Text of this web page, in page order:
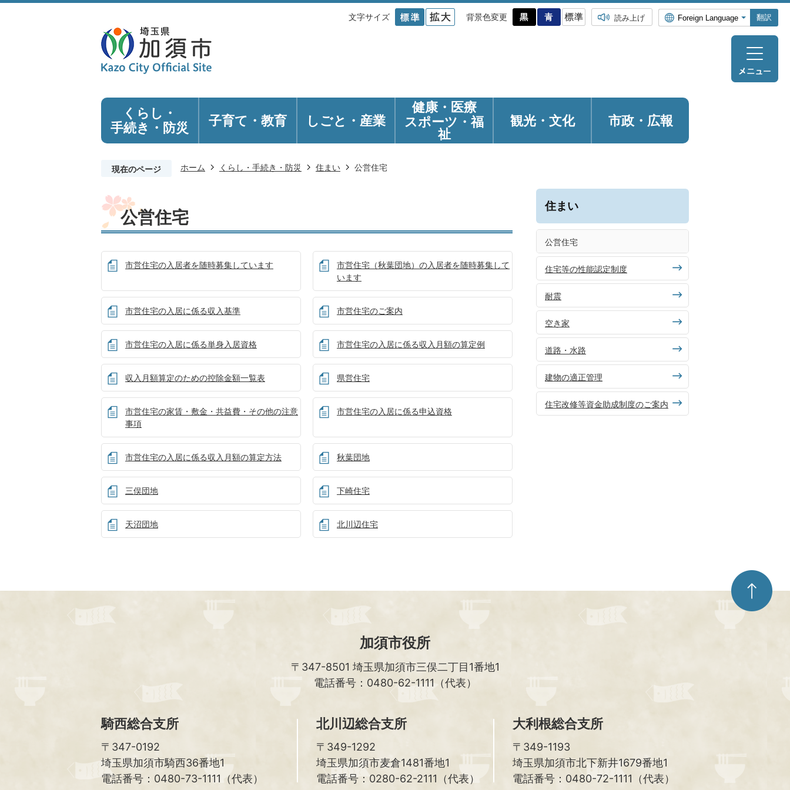
文字サイズ 背景色変更 読み上げ 翻訳
くらし・
手続き ・防災 子育て・教育 しごと・産業
健康・医療
スポーツ・福
祉
観光・ 文化 市政・広報
現在のページ ホーム くらし・手続き・防災 住まい 公営住宅
公営住宅
市営住宅の入居者を随時募集しています
市営住宅（秋葉団地）の入居者を随時募集して
います
市営住宅の入居に係る収入基準 市営住宅のご案内
市営住宅の入居に係る単身入居資格 市営住宅の入居に係る収入月額の算定例
収入月額算定のための控除金額一覧表 県営住宅
市営住宅の家賃・敷金・共益費・その他の注意
事項
市営住宅の入居に係る申込資格
市営住宅の入居に係る収入月額の算定方法 秋葉団地
三俣団地 下崎住宅
天沼団地 北川辺住宅
住まい
公営住宅
住宅等の性能認定制度
耐震
空き家
道路・水路
建物の適正管理
住宅改修等資金助成制度のご案内
ペ
ー
ジ
加須市役所
〒347-8501 埼玉県加須市三俣二丁目1番地1
電話番号：0480-62-1111（代表）
騎西総合支所
〒347-0192
埼玉県加須市騎西36番地1
電話番号：0480-73-1111（代表）
北川辺総合支所
〒349-1292
埼玉県加須市麦倉1481番地1
電話番号：0280-62-2111（代表）
大利根総合支所
〒349-1193
埼玉県加須市北下新井1679番地1
電話番号：0480-72-1111（代表）